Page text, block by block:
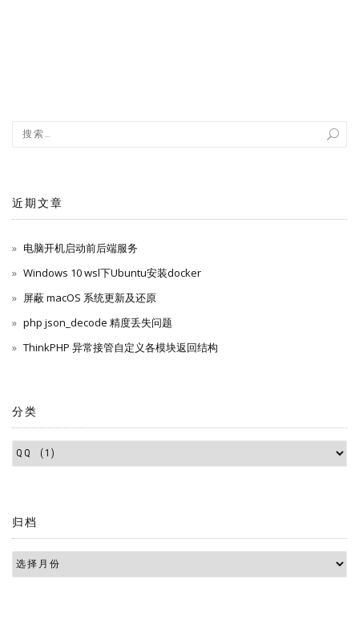
近期文章
电脑开机启动前后端服务
Windows 10 wsl下Ubuntu安装docker
屏蔽 macOS 系统更新及还原
php json_decode 精度丢失问题
ThinkPHP 异常接管自定义各模块返回结构
分类
归档